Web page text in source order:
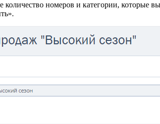
количество номеров и категории, которые